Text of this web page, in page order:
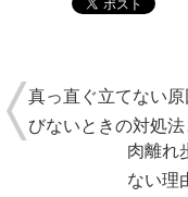
真っ直ぐ立てない
びないときの対処
肉離れ
ない理